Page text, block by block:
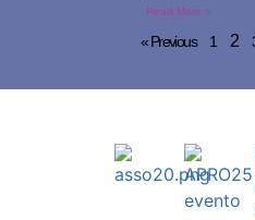
Read More »
« Previous 1 2